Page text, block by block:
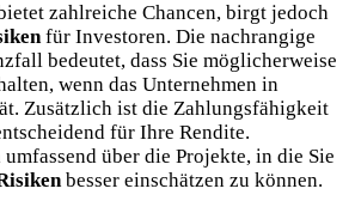
zahlreiche Chancen, birgt jedoch
für Investoren. Die nachrangige
bedeutet, dass Sie möglicherweise
wenn das Unternehmen in
Zusätzlich ist die Zahlungsfähigkeit
für Ihre Rendite.
über die Projekte, in die Sie
besser einschätzen zu können.